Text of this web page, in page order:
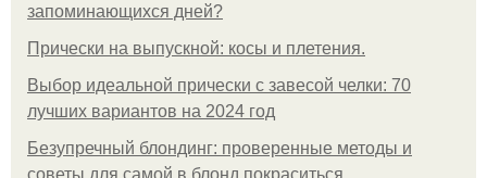
запоминающихся дней?
Прически на выпускной: косы и плетения.
Выбор идеальной прически с завесой челки: 70
лучших вариантов на 2024 год
Безупречный блондинг: проверенные методы и
советы для самой в блонд покраситься